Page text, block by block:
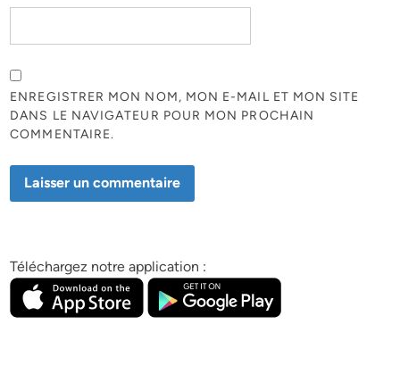
ENREGISTRER MON NOM, MON E-MAIL ET MON SITE
DANS LE NAVIGATEUR POUR MON PROCHAIN
COMMENTAIRE.
Téléchargez notre application :